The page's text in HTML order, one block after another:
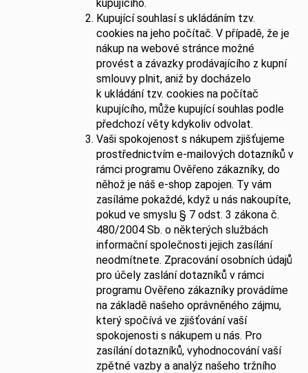
kupujícího.
Kupující souhlasí s ukládáním tzv.
cookies na jeho počítač. V případě, že je
nákup na webové stránce možné
provést a závazky prodávajícího z kupní
smlouvy plnit, aniž by docházelo
k ukládání tzv. cookies na počítač
kupujícího, může kupující souhlas podle
předchozí věty kdykoliv odvolat.
Vaši spokojenost s nákupem zjišťujeme
prostřednictvím e-mailových dotazníků v
rámci programu Ověřeno zákazníky, do
něhož je náš e-shop zapojen. Ty vám
zasíláme pokaždé, když u nás nakoupíte,
pokud ve smyslu § 7 odst. 3 zákona č.
480/2004 Sb. o některých službách
informační společnosti jejich zasílání
neodmítnete. Zpracování osobních údajů
pro účely zaslání dotazníků v rámci
programu Ověřeno zákazníky provádíme
na základě našeho oprávněného zájmu,
který spočívá ve zjišťování vaší
spokojenosti s nákupem u nás. Pro
zasílání dotazníků, vyhodnocování vaší
zpětné vazby a analýz našeho tržního